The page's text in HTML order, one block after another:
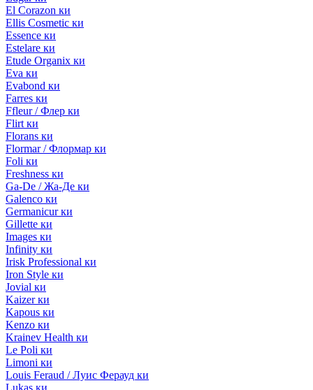
El Corazon ки
Ellis Cosmetic ки
Essence ки
Estelare ки
Etude Organix ки
Eva ки
Evabond ки
Farres ки
Ffleur / Флер ки
Flirt ки
Florans ки
Flormar / Флормар ки
Foli ки
Freshness ки
Ga-De / Жа-Де ки
Galenco ки
Germanicur ки
Gillette ки
Images ки
Infinity ки
Irisk Professional ки
Iron Style ки
Jovial ки
Kaizer ки
Kapous ки
Kenzo ки
Krainev Health ки
Le Poli ки
Limoni ки
Louis Feraud / Луис Ферауд ки